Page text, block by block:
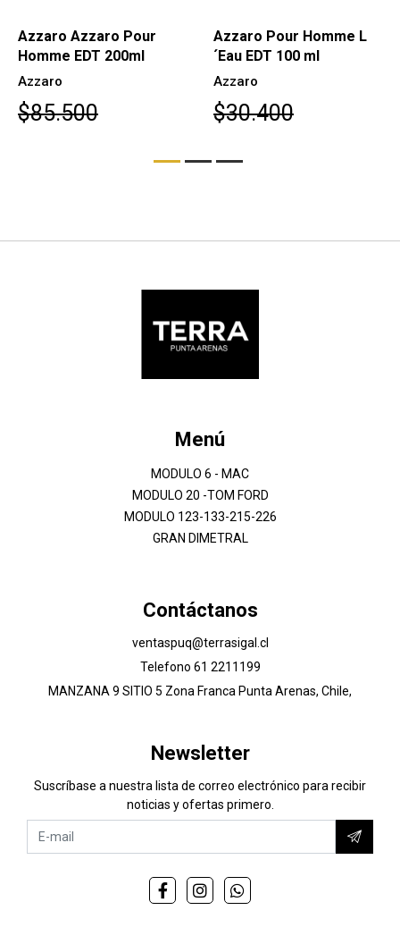
Azzaro Azzaro Pour
Homme EDT 200ml
Azzaro
$85.500
Azzaro Pour Homme L
´Eau EDT 100 ml
Azzaro
$30.400
Menú
MODULO 6 - MAC
MODULO 20 -TOM FORD
MODULO 123-133-215-226
GRAN DIMETRAL
Contáctanos
ventaspuq@terrasigal.cl
Telefono 61 2211199
MANZANA 9 SITIO 5 Zona Franca Punta Arenas, Chile,
Newsletter
Suscríbase a nuestra lista de correo electrónico para recibir
noticias y ofertas primero.